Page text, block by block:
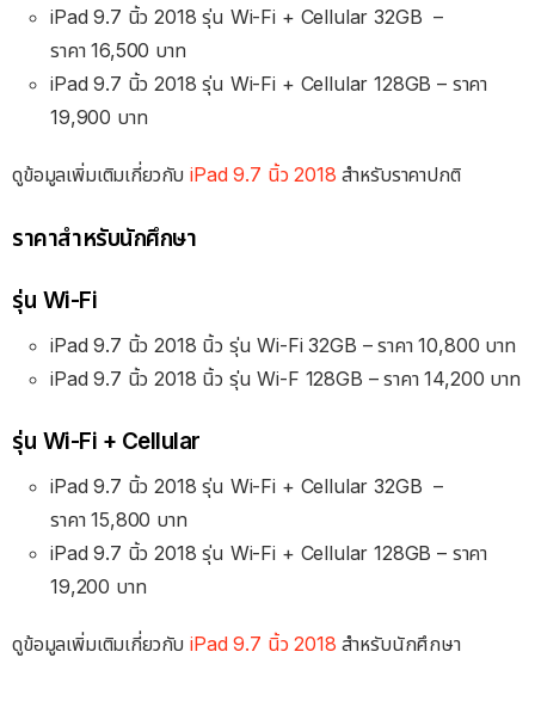
iPad 9.7 นิ้ว 2018 รุ่น Wi-Fi + Cellular 32GB –
ราคา 16,500 บาท
iPad 9.7 นิ้ว 2018 รุ่น Wi-Fi + Cellular 128GB – ราคา
19,900 บาท
ดูข้อมูลเพิ่มเติมเกี่ยวกับiPad 9.7 นิ้ว 2018 สำหรับราคาปกติ
ราคาสำหรับนักศึกษา
รุ่น Wi-Fi
iPad 9.7 นิ้ว 2018 นิ้ว รุ่น Wi-Fi 32GB – ราคา 10,800 บาท
iPad 9.7 นิ้ว 2018 นิ้ว รุ่น Wi-F 128GB – ราคา 14,200 บาท
รุ่น Wi-Fi + Cellular
iPad 9.7 นิ้ว 2018 รุ่น Wi-Fi + Cellular 32GB –
ราคา 15,800 บาท
iPad 9.7 นิ้ว 2018 รุ่น Wi-Fi + Cellular 128GB – ราคา
19,200 บาท
ดูข้อมูลเพิ่มเติมเกี่ยวกับiPad 9.7 นิ้ว 2018 สำหรับนักศึกษา